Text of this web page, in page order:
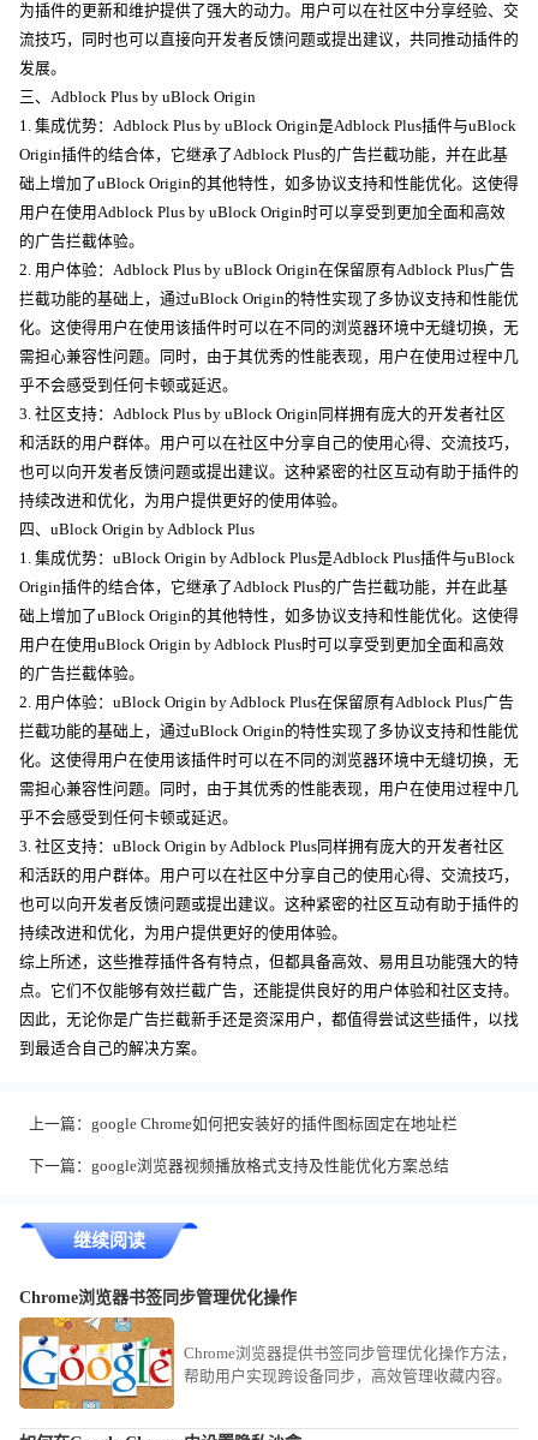
为插件的更新和维护提供了强大的动力。用户可以在社区中分享经验、交
流技巧，同时也可以直接向开发者反馈问题或提出建议，共同推动插件的
发展。
三、Adblock Plus by uBlock Origin
1. 集成优势：Adblock Plus by uBlock Origin是Adblock Plus插件与uBlock
Origin插件的结合体，它继承了Adblock Plus的广告拦截功能，并在此基
础上增加了uBlock Origin的其他特性，如多协议支持和性能优化。这使得
用户在使用Adblock Plus by uBlock Origin时可以享受到更加全面和高效
的广告拦截体验。
2. 用户体验：Adblock Plus by uBlock Origin在保留原有Adblock Plus广告
拦截功能的基础上，通过uBlock Origin的特性实现了多协议支持和性能优
化。这使得用户在使用该插件时可以在不同的浏览器环境中无缝切换，无
需担心兼容性问题。同时，由于其优秀的性能表现，用户在使用过程中几
乎不会感受到任何卡顿或延迟。
3. 社区支持：Adblock Plus by uBlock Origin同样拥有庞大的开发者社区
和活跃的用户群体。用户可以在社区中分享自己的使用心得、交流技巧，
也可以向开发者反馈问题或提出建议。这种紧密的社区互动有助于插件的
持续改进和优化，为用户提供更好的使用体验。
四、uBlock Origin by Adblock Plus
1. 集成优势：uBlock Origin by Adblock Plus是Adblock Plus插件与uBlock
Origin插件的结合体，它继承了Adblock Plus的广告拦截功能，并在此基
础上增加了uBlock Origin的其他特性，如多协议支持和性能优化。这使得
用户在使用uBlock Origin by Adblock Plus时可以享受到更加全面和高效
的广告拦截体验。
2. 用户体验：uBlock Origin by Adblock Plus在保留原有Adblock Plus广告
拦截功能的基础上，通过uBlock Origin的特性实现了多协议支持和性能优
化。这使得用户在使用该插件时可以在不同的浏览器环境中无缝切换，无
需担心兼容性问题。同时，由于其优秀的性能表现，用户在使用过程中几
乎不会感受到任何卡顿或延迟。
3. 社区支持：uBlock Origin by Adblock Plus同样拥有庞大的开发者社区
和活跃的用户群体。用户可以在社区中分享自己的使用心得、交流技巧，
也可以向开发者反馈问题或提出建议。这种紧密的社区互动有助于插件的
持续改进和优化，为用户提供更好的使用体验。
综上所述，这些推荐插件各有特点，但都具备高效、易用且功能强大的特
点。它们不仅能够有效拦截广告，还能提供良好的用户体验和社区支持。
因此，无论你是广告拦截新手还是资深用户，都值得尝试这些插件，以找
到最适合自己的解决方案。
上一篇： google Chrome如何把安装好的插件图标固定在地址栏
下一篇： google浏览器视频播放格式支持及性能优化方案总结
继续阅读
Chrome浏览器书签同步管理优化操作
Chrome浏览器提供书签同步管理优化操作方法，
帮助用户实现跨设备同步，高效管理收藏内容。